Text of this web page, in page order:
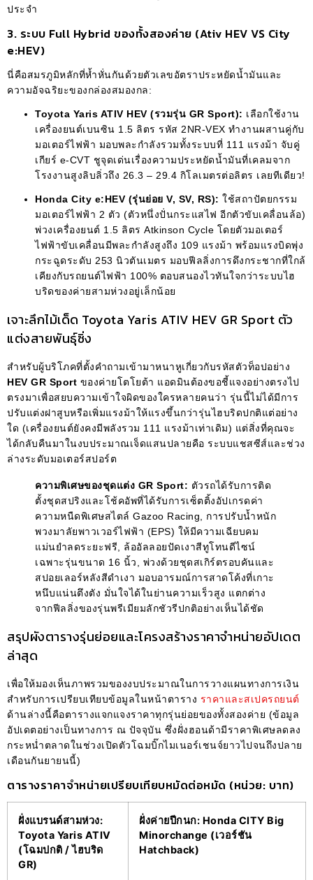
ประจำ
3. ระบบ Full Hybrid ของทั้งสองค่าย (Ativ HEV VS City
e:HEV)
นี่คือสมรภูมิหลักที่ห้ำหั่นกันด้วยตัวเลขอัตราประหยัดน้ำมันและ
ความอัจฉริยะของกล่องสมองกล:
Toyota Yaris ATIV HEV (รวมรุ่น GR Sport): เลือกใช้งาน
เครื่องยนต์เบนซิน 1.5 ลิตร รหัส 2NR-VEX ทำงานผสานคู่กับ
มอเตอร์ไฟฟ้า มอบพละกำลังรวมทั้งระบบที่ 111 แรงม้า จับคู่
เกียร์ e-CVT ชูจุดเด่นเรื่องความประหยัดน้ำมันที่เคลมจาก
โรงงานสูงลิบลิ่วถึง 26.3 – 29.4 กิโลเมตรต่อลิตร เลยทีเดียว!
Honda City e:HEV (รุ่นย่อย V, SV, RS): ใช้สถาปัตยกรรม
มอเตอร์ไฟฟ้า 2 ตัว (ตัวหนึ่งปั่นกระแสไฟ อีกตัวขับเคลื่อนล้อ)
พ่วงเครื่องยนต์ 1.5 ลิตร Atkinson Cycle โดยตัวมอเตอร์
ไฟฟ้าขับเคลื่อนมีพละกำลังสูงถึง 109 แรงม้า พร้อมแรงบิดพุ่ง
กระฉูดระดับ 253 นิวตันเมตร มอบฟีลลิ่งการดึงกระชากที่ใกล้
เคียงกับรถยนต์ไฟฟ้า 100% ตอบสนองไวทันใจกว่าระบบไฮ
บริดของค่ายสามห่วงอยู่เล็กน้อย
เจาะลึกไม้เด็ด Toyota Yaris ATIV HEV GR Sport ตัว
แต่งสายพันธุ์ซิ่ง
สำหรับผู้บริโภคที่ตั้งคำถามเข้ามาหนาหูเกี่ยวกับรหัสตัวท็อปอย่าง
HEV GR Sport ของค่ายโตโยต้า แอดมินต้องขอชี้แจงอย่างตรงไป
ตรงมาเพื่อสยบความเข้าใจผิดของใครหลายคนว่า รุ่นนี้ไม่ได้มีการ
ปรับแต่งฝาสูบหรือเพิ่มแรงม้าให้แรงขึ้นกว่ารุ่นไฮบริดปกติแต่อย่าง
ใด (เครื่องยนต์ยังคงมีพลังรวม 111 แรงม้าเท่าเดิม) แต่สิ่งที่คุณจะ
ได้กลับคืนมาในงบประมาณเจ็ดแสนปลายคือ ระบบแชสซีส์และช่วง
ล่างระดับมอเตอร์สปอร์ต
ความพิเศษของชุดแต่ง GR Sport: ตัวรถได้รับการติด
ตั้งชุดสปริงและโช้คอัพที่ได้รับการเซ็ตติ้งอัปเกรดค่า
ความหนืดพิเศษสไตล์ Gazoo Racing, การปรับน้ำหนัก
พวงมาลัยพาวเวอร์ไฟฟ้า (EPS) ให้มีความเฉียบคม
แม่นยำลดระยะฟรี, ล้ออัลลอยปัดเงาสีทูโทนดีไซน์
เฉพาะรุ่นขนาด 16 นิ้ว, พ่วงด้วยชุดสเกิร์ตรอบคันและ
สปอยเลอร์หลังสีดำเงา มอบอารมณ์การสาดโค้งที่เกาะ
หนึบแน่นตึงตัง มั่นใจได้ในย่านความเร็วสูง แตกต่าง
จากฟีลลิ่งของรุ่นพรีเมียมลักชัวรีปกติอย่างเห็นได้ชัด
สรุปผังตารางรุ่นย่อยและโครงสร้างราคาจำหน่ายอัปเดต
ล่าสุด
เพื่อให้มองเห็นภาพรวมของงบประมาณในการวางแผนทางการเงิน
สำหรับการเปรียบเทียบข้อมูลในหน้าตาราง ราคาและสเปครถยนต์
ด้านล่างนี้คือตารางแจกแจงราคาทุกรุ่นย่อยของทั้งสองค่าย (ข้อมูล
อัปเดตอย่างเป็นทางการ ณ ปัจจุบัน ซึ่งฝั่งฮอนด้ามีราคาพิเศษลดลง
กระหน่ำตลาดในช่วงเปิดตัวโฉมบิ๊กไมเนอร์เชนจ์ยาวไปจนถึงปลาย
เดือนกันยายนนี้)
ตารางราคาจำหน่ายเปรียบเทียบหมัดต่อหมัด (หน่วย: บาท)
ฝั่งแบรนด์สามห่วง:
Toyota Yaris ATIV
(โฉมปกติ / ไฮบริด
GR)
ฝั่งค่ายปีกนก: Honda CITY Big
Minorchange (เวอร์ชัน
Hatchback)